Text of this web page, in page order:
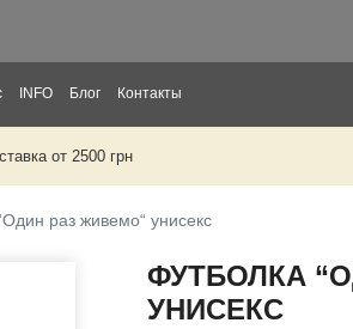
INFO Блог Контакты
от 2500 грн
раз живемо“ унисекс
ФУТБОЛКА
УНИСЕКС